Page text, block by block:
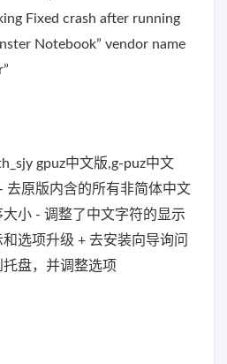
Fixed crash after running
Notebook” vendor name
gpuz中文版,g-puz中文
去原版内含的所有非简体中文
小 - 调整了中文字符的显示
选项升级 + 去安装向导询问
盘，并调整选项